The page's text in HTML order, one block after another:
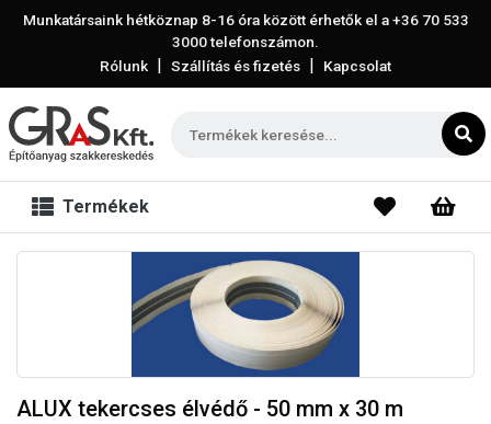
Munkatársaink hétköznap 8-16 óra között érhetők el a+36 70 533
3000telefonszámon.
Rólunk | Szállítás és fizetés | Kapcsolat
Termékek
ALUX tekercses élvédő - 50 mm x 30 m